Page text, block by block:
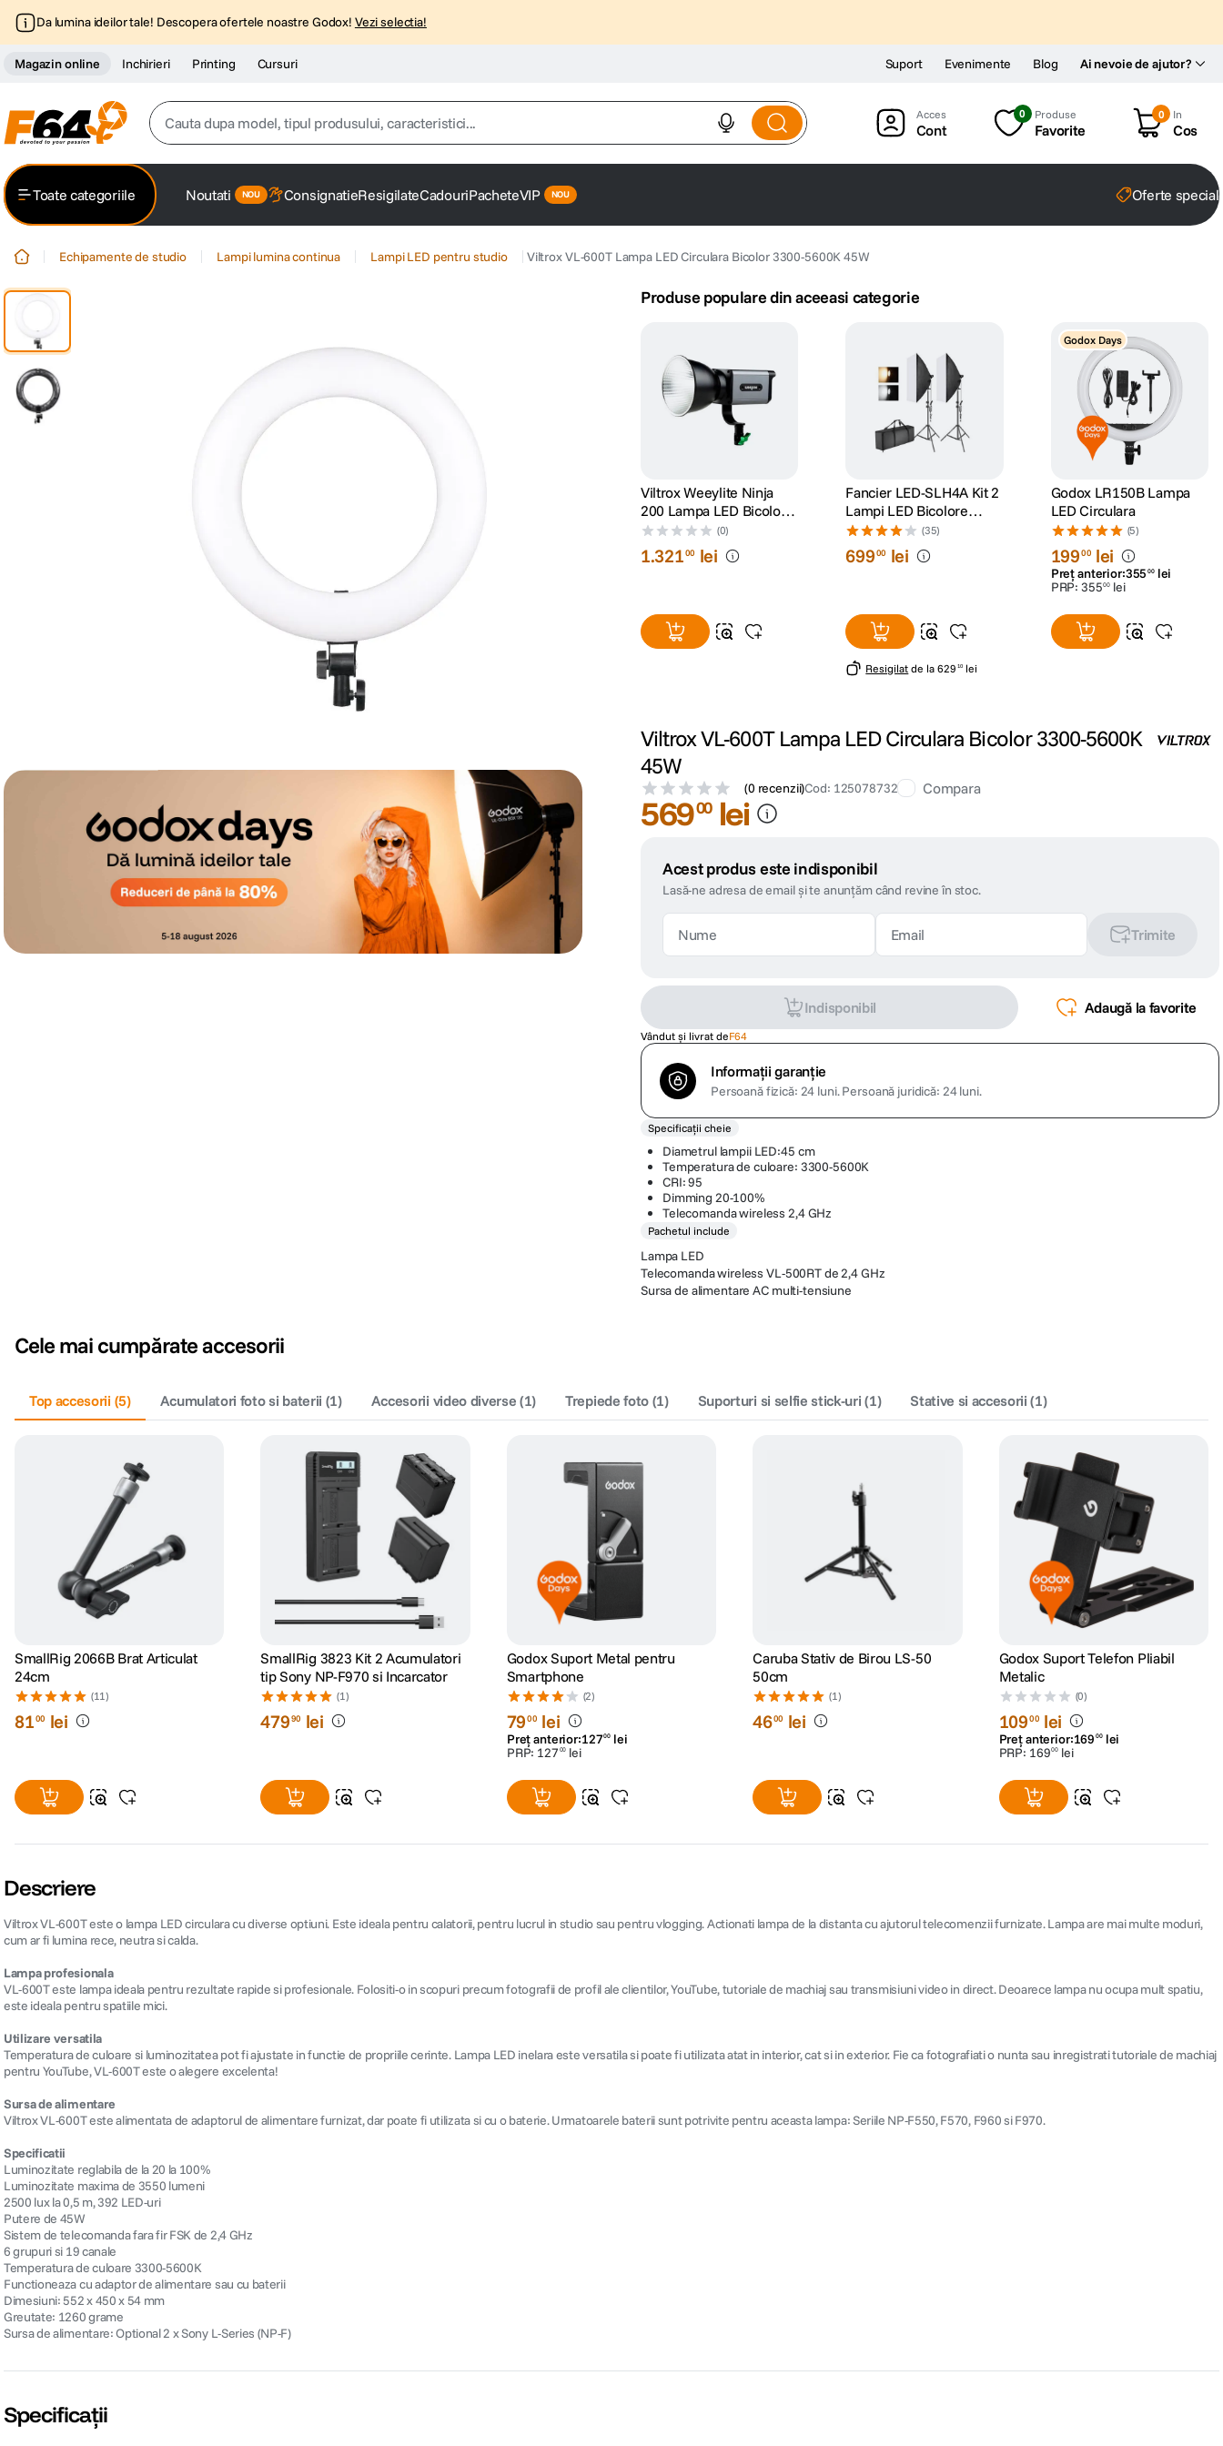
Da lumina ideilor tale! Descopera ofertele noastre Godox! Vezi selectia!
Magazin online Inchirieri Printing Cursuri Ai nevoie de ajutor?
Suport Evenimente Blog
Cauta dupa model, tipul produsului, caracteristici...
trepied
lavaliera
card memorie
dji mic mini
dji osmo
insta 360
Cont
0 Produse
Favorite
0 In
Cos
Toate categoriile Noutati ConsignatieResigilateCadouriPacheteVIP Oferte
Echipamente de studio Lampi lumina continua Lampi LED pentru studio Viltrox VL-600T Lampa LED Circulara Bicolor 3300-5600K 45W
Produse populare din aceeasi categorie
Viltrox Weeylite Ninja
200 Lampa LED Bicolor
60W
(0)
1.32100 lei
Fancier LED-SLH4A Kit 2
Lampi LED Bicolore
2700K-5500K + 2
Softboxuri + 2 Stative
(35)
69900 lei
Resigilat de la 629 10 lei
Godox Days
Godox LR150B Lampa
LED Circulara
(5)
19900 lei
Preț anterior:355 00 lei
PRP: 35500 lei
Viltrox VL-600T Lampa LED Circulara Bicolor 3300-5600K
45W
(0 recenzii)Cod: 125078732 Compara
56900 lei
Acest produs este indisponibil
Lasă-ne adresa de email și te anunțăm când revine în stoc.
Trimite
Indisponibil Adaugă la favorite
Vândut și livrat deF64
Informații garanție
Persoană fizică: 24 luni.Persoană juridică: 24 luni.
Specificații cheie
Diametrul lampii LED:45 cm
Temperatura de culoare: 3300-5600K
CRI: 95
Dimming 20-100%
Telecomanda wireless 2,4 GHz
Pachetul include
Lampa LED
Telecomanda wireless VL-500RT de 2,4 GHz
Sursa de alimentare AC multi-tensiune
Cele mai cumpărate accesorii
Top accesorii (5) Acumulatori foto si baterii (1) Accesorii video diverse (1) Trepiede foto(1) Suporturi si selfie stick-uri (1) Stative si accesorii (1)
SmallRig 2066B Brat Articulat
24cm
(11)
8100 lei
SmallRig 3823 Kit 2 Acumulatori
tip Sony NP-F970 si Incarcator
(1)
47990 lei
Godox Suport Metal pentru
Smartphone
(2)
7900 lei
Preț anterior:12700 lei
PRP: 127 00 lei
Caruba Stativ de Birou LS-50
50cm
(1)
4600 lei
Godox Suport Telefon Pliabil
Metalic
(0)
10900 lei
Preț anterior:169 00 lei
PRP: 16900 lei
Descriere
Viltrox VL-600T este o lampa LED circulara cu diverse optiuni. Este ideala pentru calatorii, pentru lucrul in studio sau pentru vlogging. Actionati lampa de la distanta cu ajutorul telecomenzii furnizate. Lampa are mai multe moduri,
cum ar fi lumina rece, neutra si calda.
Lampa profesionala
VL-600T este lampa ideala pentru rezultate rapide si profesionale. Folositi-o in scopuri precum fotografii de profil ale clientilor, YouTube, tutoriale de machiaj sau transmisiuni video in direct. Deoarece lampa nu ocupa mult spatiu,
este ideala pentru spatiile mici.
Utilizare versatila
Temperatura de culoare si luminozitatea pot fi ajustate in functie de propriile cerinte. Lampa LED inelara este versatila si poate fi utilizata atat in interior, cat si in exterior. Fie ca fotografiati o nunta sau inregistrati tutoriale de machiaj
pentru YouTube, VL-600T este o alegere excelenta!
Sursa de alimentare
Viltrox VL-600T este alimentata de adaptorul de alimentare furnizat, dar poate fi utilizata si cu o baterie. Urmatoarele baterii sunt potrivite pentru aceasta lampa: Seriile NP-F550, F570, F960 si F970.
Specificatii
Luminozitate reglabila de la 20 la 100%
Luminozitate maxima de 3550 lumeni
2500 lux la 0,5 m, 392 LED-uri
Putere de 45W
Sistem de telecomanda fara fir FSK de 2,4 GHz
6 grupuri si 19 canale
Temperatura de culoare 3300-5600K
Functioneaza cu adaptor de alimentare sau cu baterii
Dimesiuni: 552 x 450 x 54 mm
Greutate: 1260 grame
Sursa de alimentare: Optional 2 x Sony L-Series (NP-F)
Specificații